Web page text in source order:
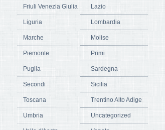
Friuli Venezia Giulia Lazio
Liguria Lombardia
Marche Molise
Piemonte Primi
Puglia Sardegna
Secondi Sicilia
Toscana Trentino Alto Adige
Umbria Uncategorized